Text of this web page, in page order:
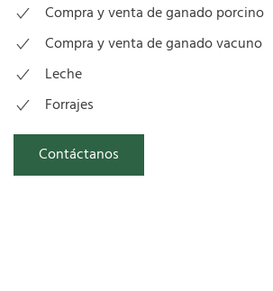
Compra y venta de ganado porcino
Compra y venta de ganado vacuno
Leche
Forrajes
Contáctanos